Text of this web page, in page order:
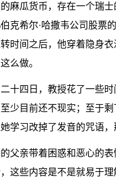
麻瓜货币，存在一个瑞
克希尔·哈撒韦公司股票
时间之后，他穿着隐身
么做。
十四日，教授花了一些
少目前还不现实；至于
学习改掉了发音的咒语，
父亲带着困惑和恶心的
这些内容是不是就易于理